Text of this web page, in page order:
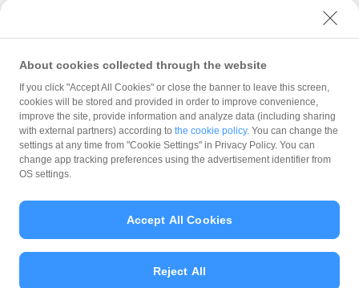
ウェブサイト利用規約
反社会的勢力に対する方針
勧誘方針
マネロン等基本方針
カスタマーハラスメントに関する当社の考え方
© PayPay Corporation
About cookies collected through the website
If you click "Accept All Cookies" or close the banner to leave this screen,
cookies will be stored and provided in order to improve convenience,
improve the site, provide information and analyze data (including sharing
with external partners) according to the cookie policy. You can change the
settings at any time from "Cookie Settings" in Privacy Policy. You can
change app tracking preferences using the advertisement identifier from
OS settings.
Reject All
Accept All Cookies